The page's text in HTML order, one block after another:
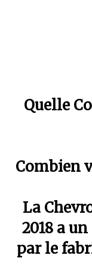
Quelle
Combien
La
2018 a
par le